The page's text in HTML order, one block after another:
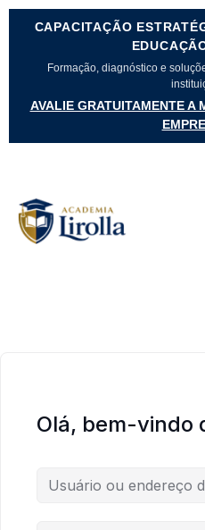
CAPACITAÇÃO
Formação, diagnóstico e
AVALIE GRATUITAMENTE A
Olá, bem-vindo